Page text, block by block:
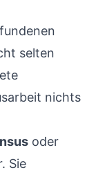
selten
nichts
oder
Sie